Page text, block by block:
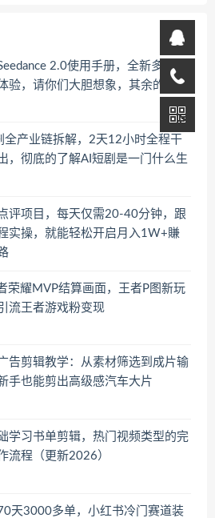
2.0使用手册，全新多模态
验，请你们大胆想象，其余的交给
全产业链拆解，2天12小时全程干
，彻底的了解AI短剧是一门什么生
评项目，每天仅需20-40分钟，跟
实操，就能轻松开启月入1W+賺
荣耀MVP结算画面，王者P图新玩
流王者游戏粉变现
告剪辑教学：从素材筛选到成片输
手也能剪出高级感汽车大片
学习书单剪辑，热门视频类型的完
流程（更新2026）
天3000多单，小红书冷门赛道装